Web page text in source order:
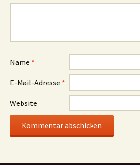
Name *
E-Mail-Adresse *
Website